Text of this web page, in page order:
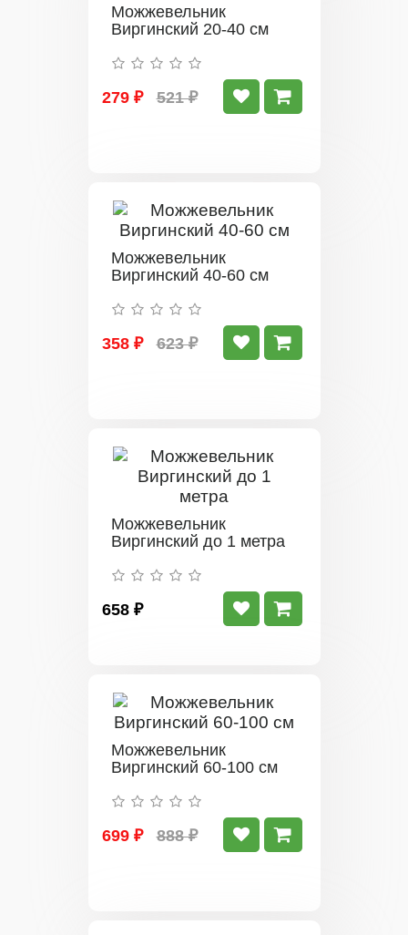
Можжевельник
Виргинский 20-40 см
279 ₽ 521 ₽
Можжевельник
Виргинский 40-60 см
358 ₽ 623 ₽
Можжевельник
Виргинский до 1 метра
658 ₽
Можжевельник
Виргинский 60-100 см
699 ₽ 888 ₽